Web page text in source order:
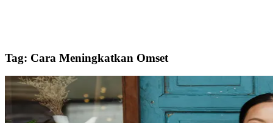
Blog Cara Meningkatkan Omset
Tag: Cara Meningkatkan Omset